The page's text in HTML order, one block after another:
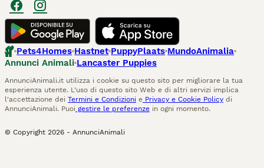
Pets4Homes Hastnet PuppyPlaats MundoAnimalia
Annunci Animali Lancaster Puppies
AnnunciAnimali.it utilizza i cookie su questo sito per migliorare la tua
esperienza utente. L'uso di questo sito Web e di altri servizi implica
l'accettazione dei Termini e Condizioni e Privacy e Cookie Policy di
AnnunciAnimali. Puoi gestire le preferenze in ogni momento.
© Copyright 2026 - AnnunciAnimali